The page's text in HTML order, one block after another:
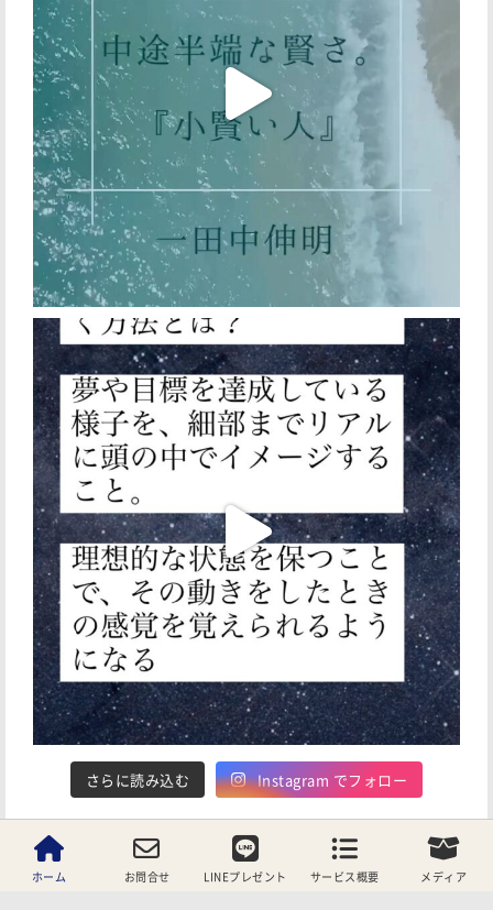
さらに読み込む Instagram でフォロー
ホーム お問合せ LINEプレゼント サービス概要 メディア